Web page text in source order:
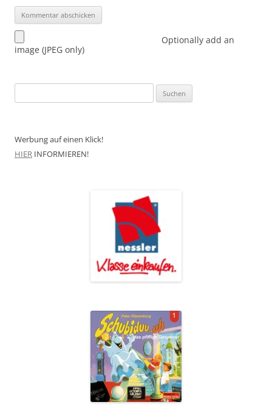
Optionally add an
image (JPEG only)
nach:
Werbung auf einen Klick!
HIER INFORMIEREN!